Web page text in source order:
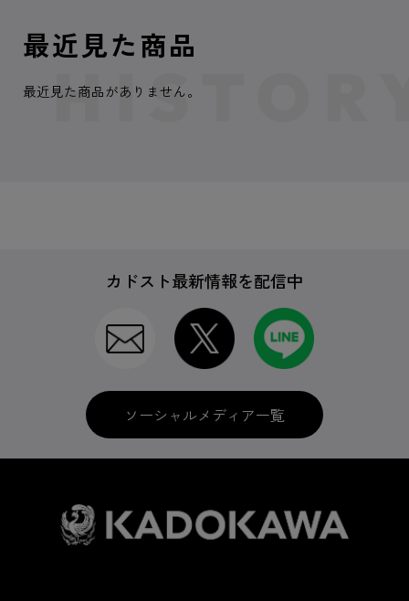
最近見た商品
最近見た商品がありません。
カドスト最新情報を配信中
ソーシャルメディア一覧